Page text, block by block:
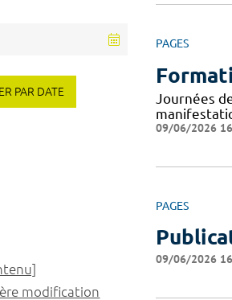
PAGES
Journées
09/06/2026
PAGES
09/06/2026
PAR DATE
modification